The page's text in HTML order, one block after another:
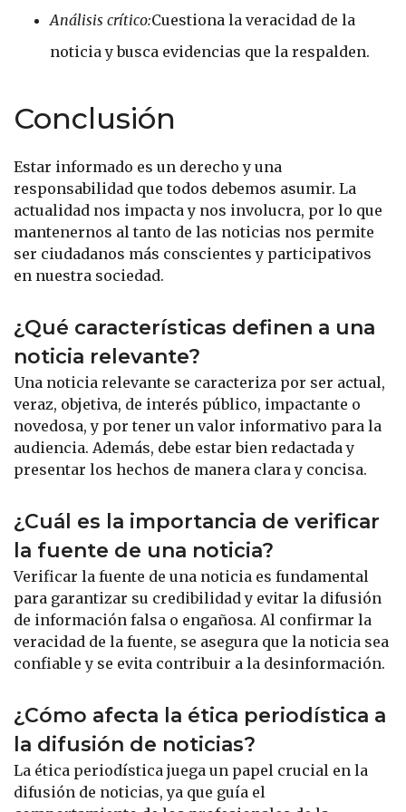
Análisis crítico:Cuestiona la veracidad de la
noticia y busca evidencias que la respalden.
Conclusión
Estar informado es un derecho y una
responsabilidad que todos debemos asumir. La
actualidad nos impacta y nos involucra, por lo que
mantenernos al tanto de las noticias nos permite
ser ciudadanos más conscientes y participativos
en nuestra sociedad.
¿Qué características definen a una
noticia relevante?
Una noticia relevante se caracteriza por ser actual,
veraz, objetiva, de interés público, impactante o
novedosa, y por tener un valor informativo para la
audiencia. Además, debe estar bien redactada y
presentar los hechos de manera clara y concisa.
¿Cuál es la importancia de verificar
la fuente de una noticia?
Verificar la fuente de una noticia es fundamental
para garantizar su credibilidad y evitar la difusión
de información falsa o engañosa. Al confirmar la
veracidad de la fuente, se asegura que la noticia sea
confiable y se evita contribuir a la desinformación.
¿Cómo afecta la ética periodística a
la difusión de noticias?
La ética periodística juega un papel crucial en la
difusión de noticias, ya que guía el